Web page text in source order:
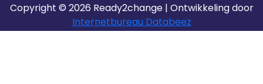
Copyright © 2026 Ready2change | Ontwikkeling door
Internetbureau Databeez